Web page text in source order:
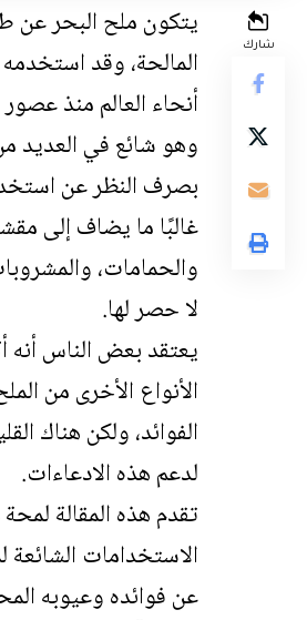
شارك
يتكون ملح البحر عن
المالحة، وقد
أنحاء العالم منذ عصور
وهو شائع في العديد
بصرف النظر عن
غالبًا ما يضاف إلى
والحمامات،
لا حصر لها.
يعتقد بعض الناس
الأنواع الأخرى من
الفوائد، ولكن هناك
لدعم هذه الادعاءات.
تقدم هذه المقالة
الاستخدامات الشائعة
عن فوائده وعيوبه